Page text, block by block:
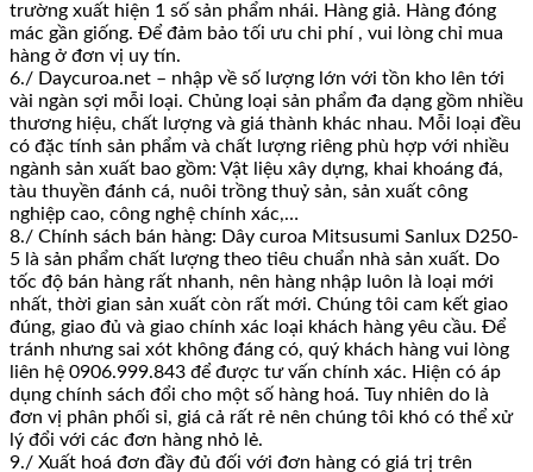
trường xuất hiện 1 số sản phẩm nhái. Hàng giả. Hàng đóng
mác gần giống. Để đảm bảo tối ưu chi phí , vui lòng chỉ mua
hàng ở đơn vị uy tín.
6./ Daycuroa.net – nhập về số lượng lớn với tồn kho lên tới
vài ngàn sợi mỗi loại. Chủng loại sản phẩm đa dạng gồm nhiều
thương hiệu, chất lượng và giá thành khác nhau. Mỗi loại đều
có đặc tính sản phẩm và chất lượng riêng phù hợp với nhiều
ngành sản xuất bao gồm: Vật liệu xây dựng, khai khoáng đá,
tàu thuyền đánh cá, nuôi trồng thuỷ sản, sản xuất công
nghiệp cao, công nghệ chính xác,…
8./ Chính sách bán hàng: Dây curoa Mitsusumi Sanlux D250-
5 là sản phẩm chất lượng theo tiêu chuẩn nhà sản xuất. Do
tốc độ bán hàng rất nhanh, nên hàng nhập luôn là loại mới
nhất, thời gian sản xuất còn rất mới. Chúng tôi cam kết giao
đúng, giao đủ và giao chính xác loại khách hàng yêu cầu. Để
tránh nhưng sai xót không đáng có, quý khách hàng vui lòng
liên hệ 0906.999.843 để được tư vấn chính xác. Hiện có áp
dụng chính sách đổi cho một số hàng hoá. Tuy nhiên do là
đơn vị phân phối sỉ, giá cả rất rẻ nên chúng tôi khó có thể xử
lý đổi với các đơn hàng nhỏ lẻ.
9./ Xuất hoá đơn đầy đủ đối với đơn hàng có giá trị trên